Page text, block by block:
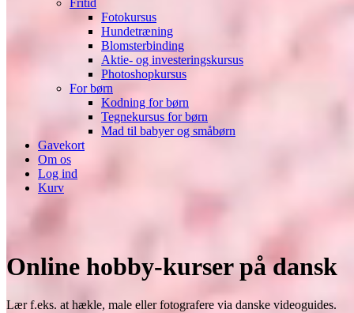
Fritid
Fotokursus
Hundetræning
Blomsterbinding
Aktie- og investeringskursus
Photoshopkursus
For børn
Kodning for børn
Tegnekursus for børn
Mad til babyer og småbørn
Gavekort
Om os
Log ind
Kurv
Online hobby-kurser på dansk
Lær f.eks. at hækle, male eller fotografere via danske videoguides.